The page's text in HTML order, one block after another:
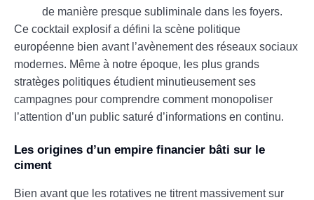
de manière presque subliminale dans les foyers.
Ce cocktail explosif a défini la scène politique
européenne bien avant l’avènement des réseaux sociaux
modernes. Même à notre époque, les plus grands
stratèges politiques étudient minutieusement ses
campagnes pour comprendre comment monopoliser
l’attention d’un public saturé d’informations en continu.
Les origines d’un empire financier bâti sur le
ciment
Bien avant que les rotatives ne titrent massivement sur